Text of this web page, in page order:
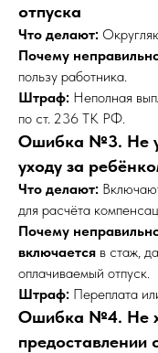
отпуска
Что делают:
Почему
пользу работника.
Штраф: Неполная
по ст. 236 ТК РФ.
Ошибка №3. Не
уходу за
Что делают:
для расчёта
Почему
включается в стаж,
оплачиваемый отпуск.
Штраф: Переплата
Ошибка №4. Не
предоставлении